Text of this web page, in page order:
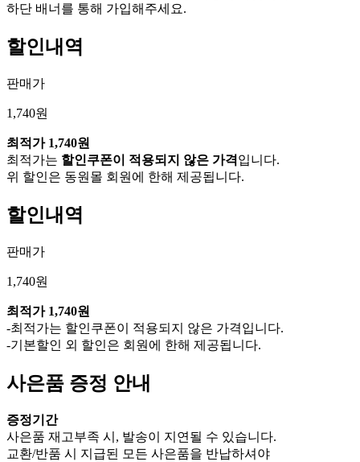
하단 배너를 통해 가입해주세요.
할인내역
판매가
1,740원
최적가 1,740원
최적가는 할인쿠폰이 적용되지 않은 가격입니다.
위 할인은 동원몰 회원에 한해 제공됩니다.
할인내역
판매가
1,740원
최적가 1,740원
-최적가는 할인쿠폰이 적용되지 않은 가격입니다.
-기본할인 외 할인은 회원에 한해 제공됩니다.
사은품 증정 안내
증정기간
사은품 재고부족 시, 발송이 지연될 수 있습니다.
교환/반품 시 지급된 모든 사은품을 반납하셔야